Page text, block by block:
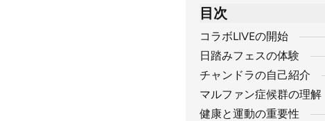
目次
コラボLIVEの開始
日踏みフェスの体験
チャンドラの自己紹介
マルファン症候群の理解
健康と運動の重要性